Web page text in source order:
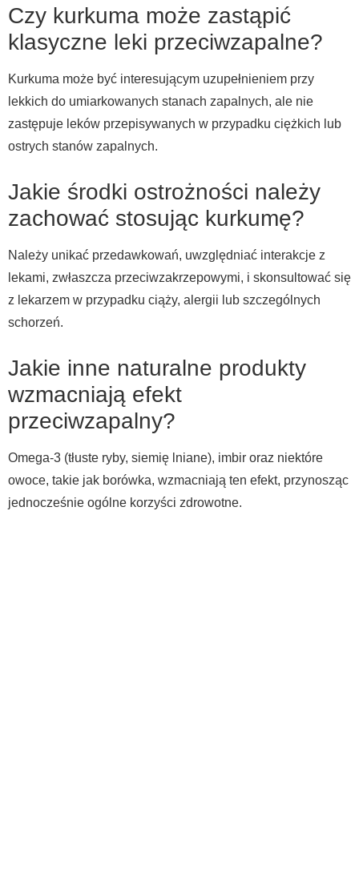
Czy kurkuma może zastąpić
klasyczne leki przeciwzapalne?
Kurkuma może być interesującym uzupełnieniem przy
lekkich do umiarkowanych stanach zapalnych, ale nie
zastępuje leków przepisywanych w przypadku ciężkich lub
ostrych stanów zapalnych.
Jakie środki ostrożności należy
zachować stosując kurkumę?
Należy unikać przedawkowań, uwzględniać interakcje z
lekami, zwłaszcza przeciwzakrzepowymi, i skonsultować się
z lekarzem w przypadku ciąży, alergii lub szczególnych
schorzeń.
Jakie inne naturalne produkty
wzmacniają efekt
przeciwzapalny?
Omega-3 (tłuste ryby, siemię lniane), imbir oraz niektóre
owoce, takie jak borówka, wzmacniają ten efekt, przynosząc
jednocześnie ogólne korzyści zdrowotne.